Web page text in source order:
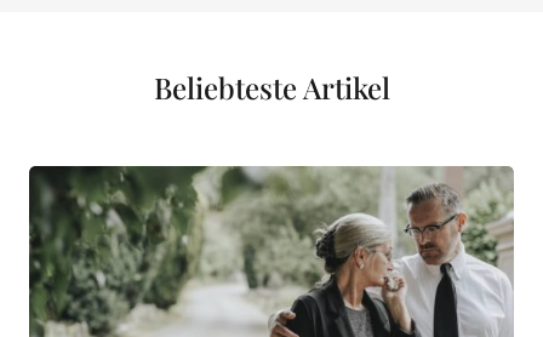
Beliebteste Artikel